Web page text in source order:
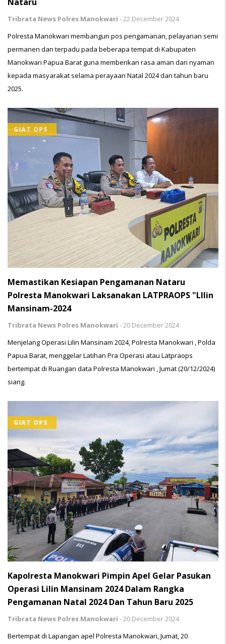
Tribrata News Polres Manokwari -22 December 2024
Polresta Manokwari membangun pos pengamanan, pelayanan semi
permanen dan terpadu pada beberapa tempat di Kabupaten
Manokwari Papua Barat guna memberikan rasa aman dan nyaman
kepada masyarakat selama perayaan Natal 2024 dan tahun baru
2025.
GIAT OPS
Memastikan Kesiapan Pengamanan Nataru
Polresta Manokwari Laksanakan LATPRAOPS "LIlin
Mansinam-2024
Tribrata News Polres Manokwari -20 December 2024
Menjelang Operasi Lilin Mansinam 2024, Polresta Manokwari , Polda
Papua Barat, menggelar Latihan Pra Operasi atau Latpraops
bertempat di Ruangan data Polresta Manokwari , Jumat (20/12/2024)
siang.
GIAT OPS
Kapolresta Manokwari Pimpin Apel Gelar Pasukan
Operasi Lilin Mansinam 2024 Dalam Rangka
Pengamanan Natal 2024 Dan Tahun Baru 2025
Tribrata News Polres Manokwari -20 December 2024
Bertempat di Lapangan apel Polresta Manokwari, Jumat, 20